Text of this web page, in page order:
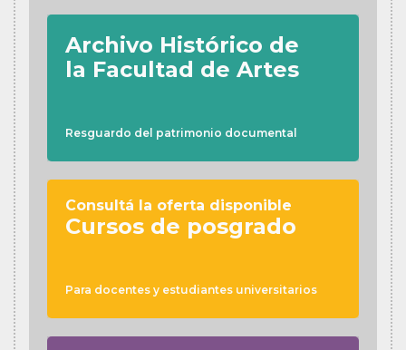
Archivo Histórico de
la Facultad de Artes
Resguardo del patrimonio documental
Consultá la oferta disponible
Cursos de posgrado
Para docentes y estudiantes universitarios